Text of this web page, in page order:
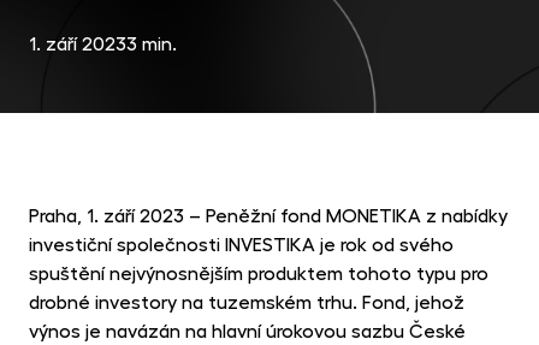
1. září 20233 min.
Praha, 1. září 2023 – Peněžní fond MONETIKA z nabídky
investiční společnosti INVESTIKA je rok od svého
spuštění nejvýnosnějším produktem tohoto typu pro
drobné investory na tuzemském trhu. Fond, jehož
výnos je navázán na hlavní úrokovou sazbu České